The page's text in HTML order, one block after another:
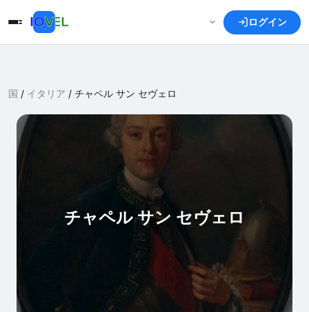
ログイン
国 / イタリア / チャペル サン セヴェロ
チャペル サン セヴェロ